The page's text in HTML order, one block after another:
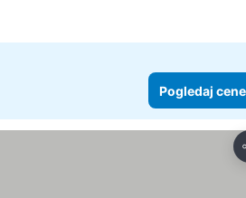
Pogledaj cene